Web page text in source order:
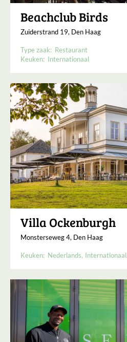
Beachclub Birds
Zuiderstrand 19, Den Haag
Type zaak: Restaurant
Keuken: Internationaal
Villa Ockenburgh
Monsterseweg 4, Den Haag
Keuken: Nederlands Internationaal